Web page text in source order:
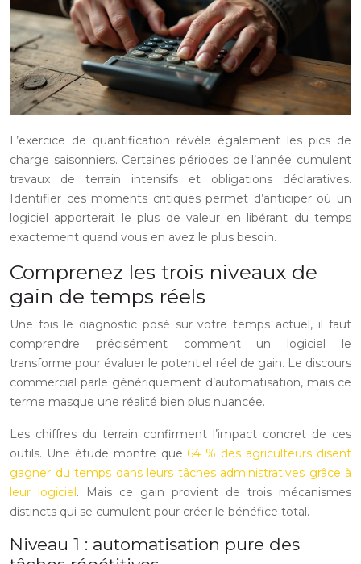
L’exercice de quantification révèle également les pics de
charge saisonniers. Certaines périodes de l’année cumulent
travaux de terrain intensifs et obligations déclaratives.
Identifier ces moments critiques permet d’anticiper où un
logiciel apporterait le plus de valeur en libérant du temps
exactement quand vous en avez le plus besoin.
Comprenez les trois niveaux de
gain de temps réels
Une fois le diagnostic posé sur votre temps actuel, il faut
comprendre précisément comment un logiciel le
transforme pour évaluer le potentiel réel de gain. Le discours
commercial parle génériquement d’automatisation, mais ce
terme masque une réalité bien plus nuancée.
Les chiffres du terrain confirment l’impact concret de ces
outils. Une étude montre que 64 % des agriculteurs disent
gagner du temps dans leurs tâches administratives grâce à
leur logiciel. Mais ce gain provient de trois mécanismes
distincts qui se cumulent pour créer le bénéfice total.
Niveau 1 : automatisation pure des